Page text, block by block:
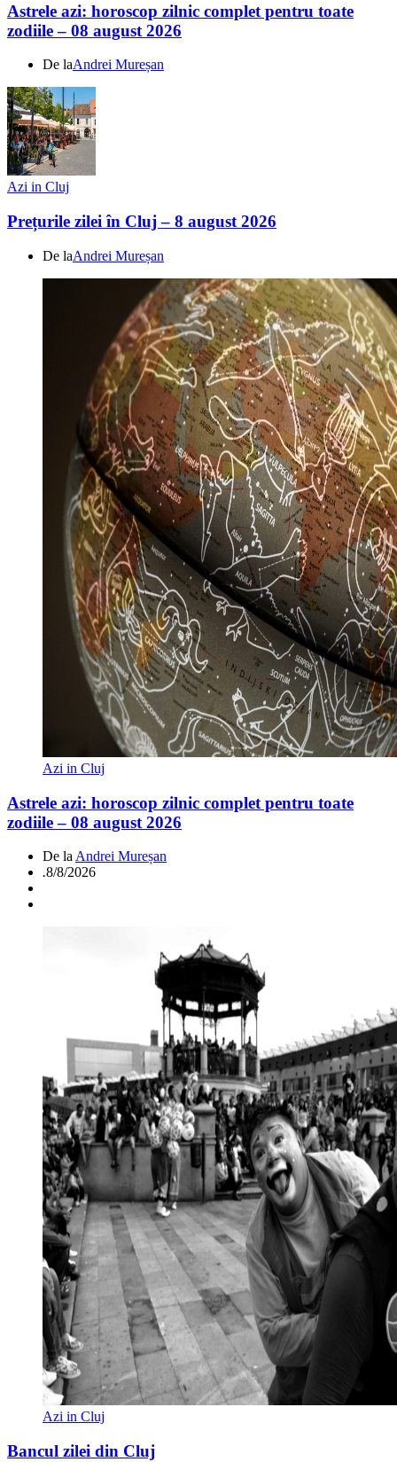
Astrele azi: horoscop zilnic complet pentru toate
zodiile – 08 august 2026
De laAndrei Mureșan
Azi in Cluj
Prețurile zilei în Cluj – 8 august 2026
De laAndrei Mureșan
Azi in Cluj
Astrele azi: horoscop zilnic complet pentru toate
zodiile – 08 august 2026
De la Andrei Mureșan
.8/8/2026
Azi in Cluj
Bancul zilei din Cluj